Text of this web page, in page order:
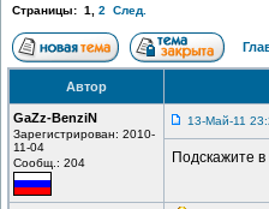
Страницы: 1 2 След.
Автор
GaZz-BenziN
Зарегистрирован: 2010-
11-04
Сообщ.: 204
13-Май-11
Подскажите